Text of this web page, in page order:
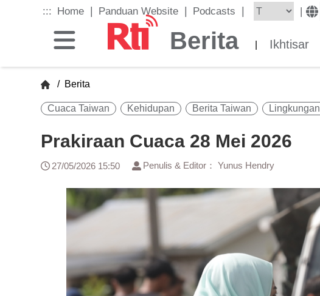
::: Home Panduan Website Podcasts |
Berita Ikhtisar
/ Berita
Cuaca Taiwan Kehidupan Berita Taiwan Lingkungan
Prakiraan Cuaca 28 Mei 2026
27/05/2026 15:50 Penulis & Editor： Yunus Hendry